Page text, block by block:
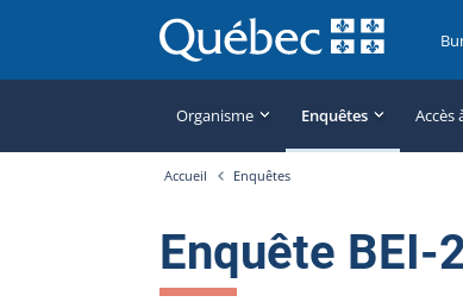
Organisme Enquêtes Accès
Accueil Enquêtes
Enquête BEI-